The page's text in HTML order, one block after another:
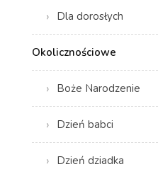
Dla dorosłych
Okolicznościowe
Boże Narodzenie
Dzień babci
Dzień dziadka